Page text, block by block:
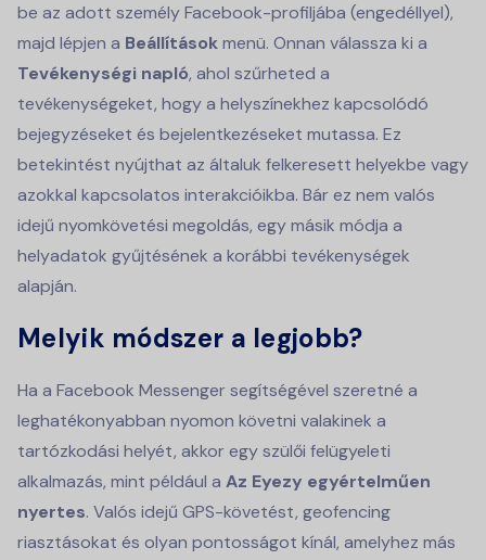
be az adott személy Facebook-profiljába (engedéllyel),
majd lépjen a Beállításokmenü. Onnan válassza ki a
Tevékenységi napló, ahol szűrheted a
tevékenységeket, hogy a helyszínekhez kapcsolódó
bejegyzéseket és bejelentkezéseket mutassa. Ez
betekintést nyújthat az általuk felkeresett helyekbe vagy
azokkal kapcsolatos interakcióikba. Bár ez nem valós
idejű nyomkövetési megoldás, egy másik módja a
helyadatok gyűjtésének a korábbi tevékenységek
alapján.
Melyik módszer a legjobb?
Ha a Facebook Messenger segítségével szeretné a
leghatékonyabban nyomon követni valakinek a
tartózkodási helyét, akkor egy szülői felügyeleti
alkalmazás, mint például a Az Eyezy egyértelműen
nyertes. Valós idejű GPS-követést, geofencing
riasztásokat és olyan pontosságot kínál, amelyhez más